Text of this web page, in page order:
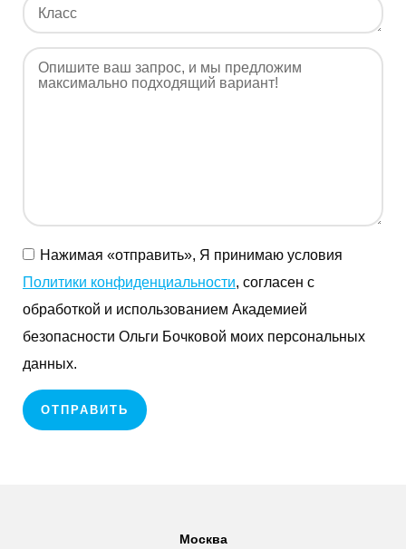
Нажимая «отправить», Я принимаю условия
Политики конфиденциальности, согласен с
обработкой и использованием Академией
безопасности Ольги Бочковой моих персональных
данных.
ОТПРАВИТЬ
Москва